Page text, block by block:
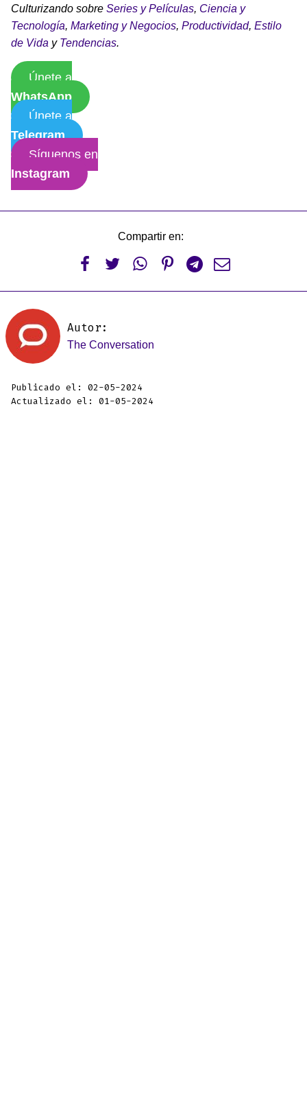
Culturizando sobre Series y Películas, Ciencia y
Tecnología, Marketing y Negocios, Productividad, Estilo
de Vida y Tendencias.
Únete a
WhatsApp
Únete a
Telegram
Síguenos en
Instagram
Compartir en:
     
Autor:
The Conversation
Publicado el: 02-05-2024
Actualizado el: 01-05-2024